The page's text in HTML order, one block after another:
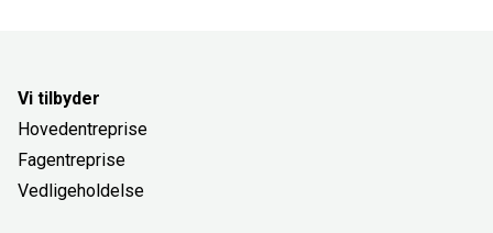
Vi tilbyder
Hovedentreprise
Fagentreprise
Vedligeholdelse